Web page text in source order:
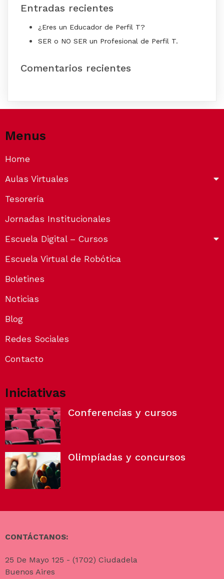
Entradas recientes
¿Eres un Educador de Perfil T?
SER o NO SER un Profesional de Perfil T.
Comentarios recientes
Menus
Home
Aulas Virtuales
Tesorería
Jornadas Institucionales
Escuela Digital – Cursos
Escuela Virtual de Robótica
Boletines
Noticias
Blog
Redes Sociales
Contacto
Iniciativas
Conferencias y cursos
Olimpíadas y concursos
CONTÁCTANOS:
25 De Mayo 125 - (1702) Ciudadela
Buenos Aires